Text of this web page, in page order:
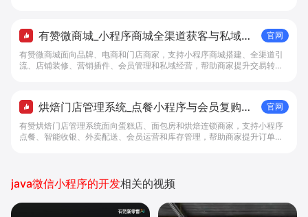
有赞微商城_小程序商城全渠道获客与私域复
购工具 - 做生意, 找有赞
官网
有赞微商城面向品牌、电商和门店商家，支持小程序商城搭建、全渠道引
流、店铺装修、营销插件、会员管理和私域经营，帮助商家提升交易转化
烘焙门店管理系统_点餐小程序与会员复购工
具 - 做生意, 找有赞
官网
有赞烘焙门店管理系统面向蛋糕店、面包房和烘焙连锁商家，支持小程序
点餐、智能收银、外卖配送、会员运营和库存管理，帮助商家提升订单转
java微信小程序的开发相关的视频